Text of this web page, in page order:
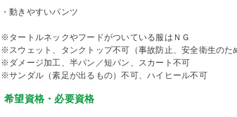
・動きやすいパンツ
※タートルネックやフードがついている服はＮＧ
※スウェット、タンクトップ不可（事故防止、安全衛生のた
※ダメージ加工、半パン／短パン、スカート不可
※サンダル（素足が出るもの）不可、ハイヒール不可
希望資格・必要資格